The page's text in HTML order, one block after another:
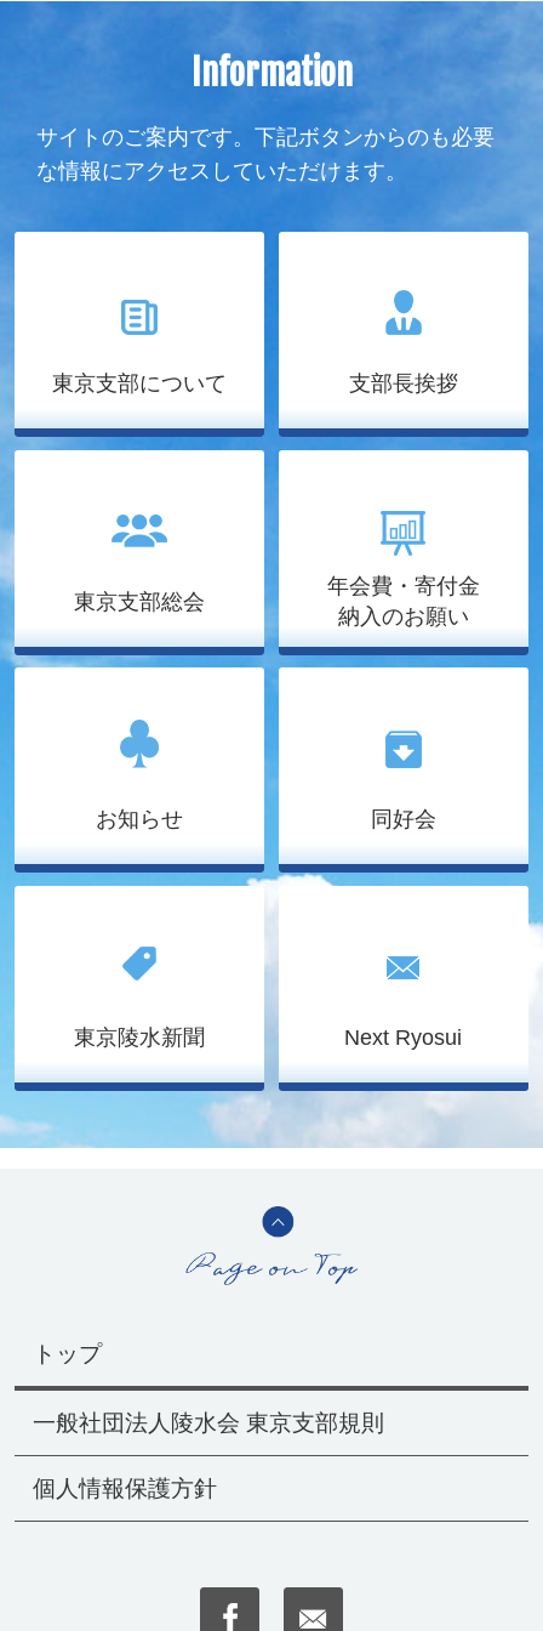
Information
サイトのご案内です。下記ボタンからのも必要
な情報にアクセスしていただけます。
東京支部について 支部長挨拶
東京支部総会
年会費・寄付金
納入のお願い
お知らせ 同好会
東京陵水新聞 Next Ryosui
トップ
一般社団法人陵水会 東京支部規則
個人情報保護方針